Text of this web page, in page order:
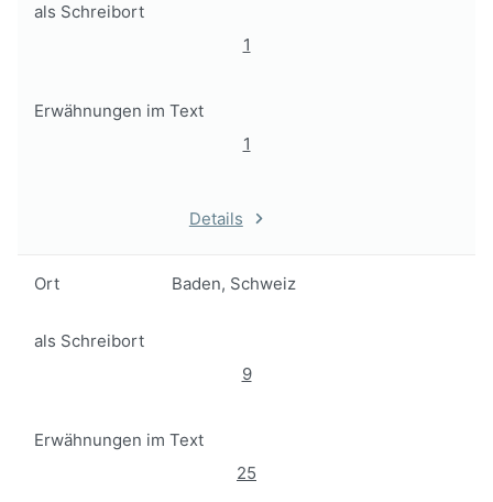
als Schreibort
1
Erwähnungen im Text
1
Details
Ort Baden, Schweiz
als Schreibort
9
Erwähnungen im Text
25